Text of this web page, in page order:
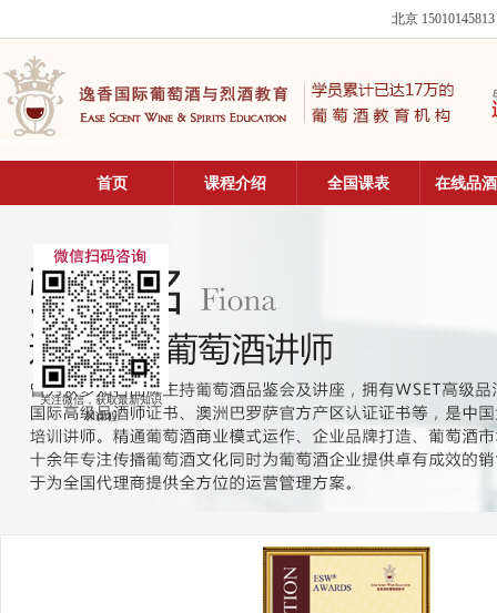
北京 15010145813
首页 课程介绍 全国课表 在线品
关注微信，获取最新知识
和课程